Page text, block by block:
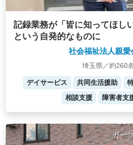
記録業務が「皆に知ってほし
という自発的なものに
社会福祉法人親愛
埼玉県／約260名
デイサービス 共同生活援助
相談支援
障害者支